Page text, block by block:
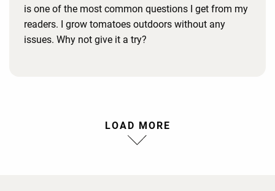
is one of the most common questions I get from my
readers. I grow tomatoes outdoors without any
issues. Why not give it a try?
LOAD MORE